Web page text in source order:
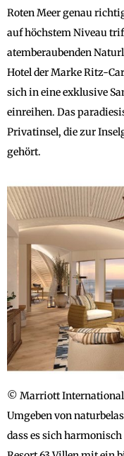
Roten Meer genau
auf höchstem Niveau
atemberaubenden
Hotel der Marke Ritz-
sich in eine exklusive
einreihen. Das
Privatinsel, die zur
gehört.
© Marriott International
Umgeben von
dass es sich